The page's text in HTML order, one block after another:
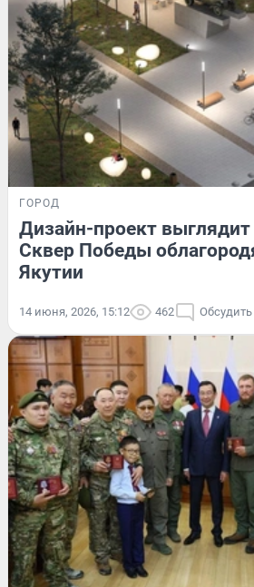
ГОРОД
Дизайн-проект
Сквер Победы
Якутии
14 июня, 2026, 15:12 462 Обсудить